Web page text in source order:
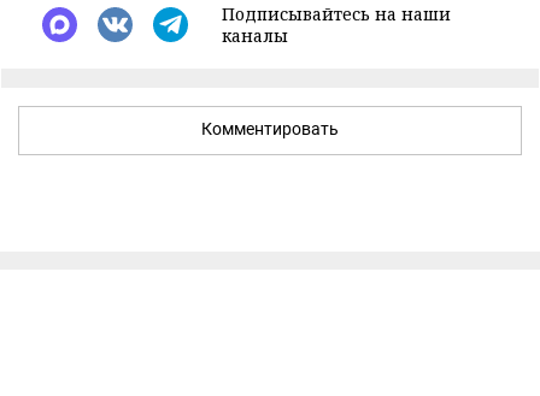
Подписывайтесь на наши
каналы
Комментировать